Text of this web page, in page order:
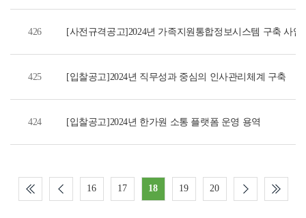
426 [사전규격공고]2024년 가족지원통합정보시스템 구축 사업
425 [입찰공고]2024년 직무성과 중심의 인사관리체계 구축
424 [입찰공고]2024년 한가원 소통 플랫폼 운영 용역
16 17 18 19 20